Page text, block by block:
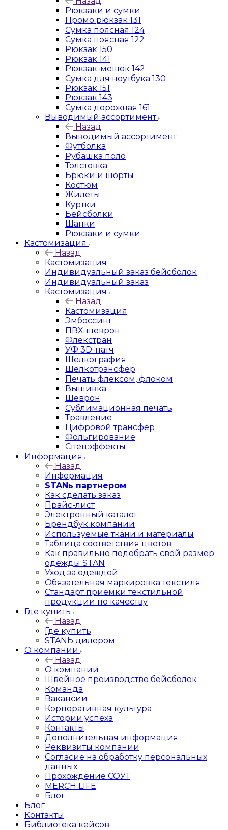
Рюкзаки и сумки
Промо рюкзак 131
Сумка поясная 124
Сумка поясная 122
Рюкзак 150
Рюкзак 141
Рюкзак-мешок 142
Сумка для ноутбука 130
Рюкзак 151
Рюкзак 143
Сумка дорожная 161
Выводимый ассортимент
Назад
Выводимый ассортимент
Футболка
Рубашка поло
Толстовка
Брюки и шорты
Костюм
Жилеты
Куртки
Бейсболки
Шапки
Рюкзаки и сумки
Кастомизация
Назад
Кастомизация
Индивидуальный заказ бейсболок
Индивидуальный заказ
Кастомизация
Назад
Кастомизация
Эмбоссинг
ПВХ-шеврон
Флекстран
УФ 3D-патч
Шелкография
Шелкотрансфер
Печать флексом, флоком
Вышивка
Шеврон
Сублимационная печать
Травление
Цифровой трансфер
Фольгирование
Спецэффекты
Информация
Назад
Информация
STANь партнером
Как сделать заказ
Прайс-лист
Электронный каталог
Брендбук компании
Используемые ткани и материалы
Таблица соответствия цветов
Как правильно подобрать свой размер
одежды STAN
Уход за одеждой
Обязательная маркировка текстиля
Стандарт приемки текстильной
продукции по качеству
Где купить
Назад
Где купить
STANЬ дилером
О компании
Назад
О компании
Швейное производство бейсболок
Команда
Вакансии
Корпоративная культура
Истории успеха
Контакты
Дополнительная информация
Реквизиты компании
Согласие на обработку персональных
данных
Прохождение СОУТ
MERCH LIFE
Блог
Блог
Контакты
Библиотека кейсов